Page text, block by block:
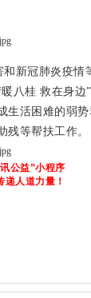
新冠肺炎疫情
八桂 救在身边
生活困难的弱
等帮扶工作。
公益”小程序
人道力量！